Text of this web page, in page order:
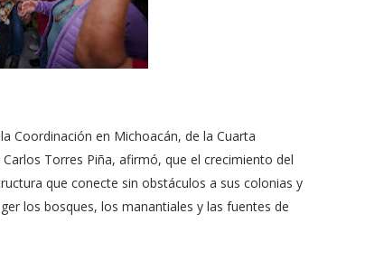
Coordinación en Michoacán, de la Cuarta
Torres Piña, afirmó, que el crecimiento del
que conecte sin obstáculos a sus colonias y
los bosques, los manantiales y las fuentes de